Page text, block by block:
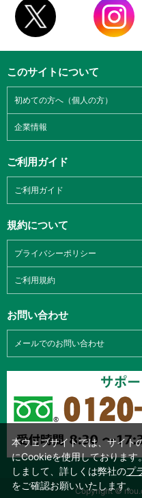
このサイトについて
初めての方へ（個人の方）
企業情報
ご利用ガイド
ご利用ガイド
規約について
プライバシーポリシー
ご利用規約
お問い合わせ
メールでのお問い合わせ
Copyright ©
本ウェブサイトでは、サイト
にCookieを使用しております
しまして、詳しくは弊社のプ
をご確認お願いいたします。